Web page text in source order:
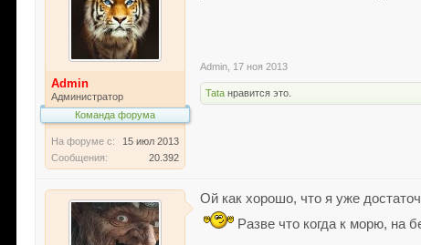
Admin
Администратор
Команда форума
На форуме с:
15 июл 2013
Сообщения:
20.392
Admin 17 ноя 2013
Tata нравится это.
Ой как хорошо, что я уже
Разве что когда к морю, на